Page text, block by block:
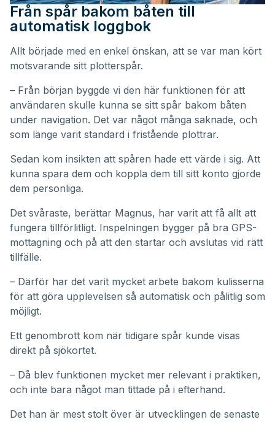
Från spår bakom båten till
automatisk loggbok
Allt började med en enkel önskan, att se var man kört
motsvarande sitt plotterspår.
– Från början byggde vi den här funktionen för att
användaren skulle kunna se sitt spår bakom båten
under navigation. Det var något många saknade, och
som länge varit standard i fristående plottrar.
Sedan kom insikten att spåren hade ett värde i sig. Att
kunna spara dem och koppla dem till sitt konto gjorde
dem personliga.
Det svåraste, berättar Magnus, har varit att få allt att
fungera tillförlitligt. Inspelningen bygger på bra GPS-
mottagning och på att den startar och avslutas vid rätt
tillfälle.
– Därför har det varit mycket arbete bakom kulisserna
för att göra upplevelsen så automatisk och pålitlig som
möjligt.
Ett genombrott kom när tidigare spår kunde visas
direkt på sjökortet.
– Då blev funktionen mycket mer relevant i praktiken,
och inte bara något man tittade på i efterhand.
Det han är mest stolt över är utvecklingen de senaste